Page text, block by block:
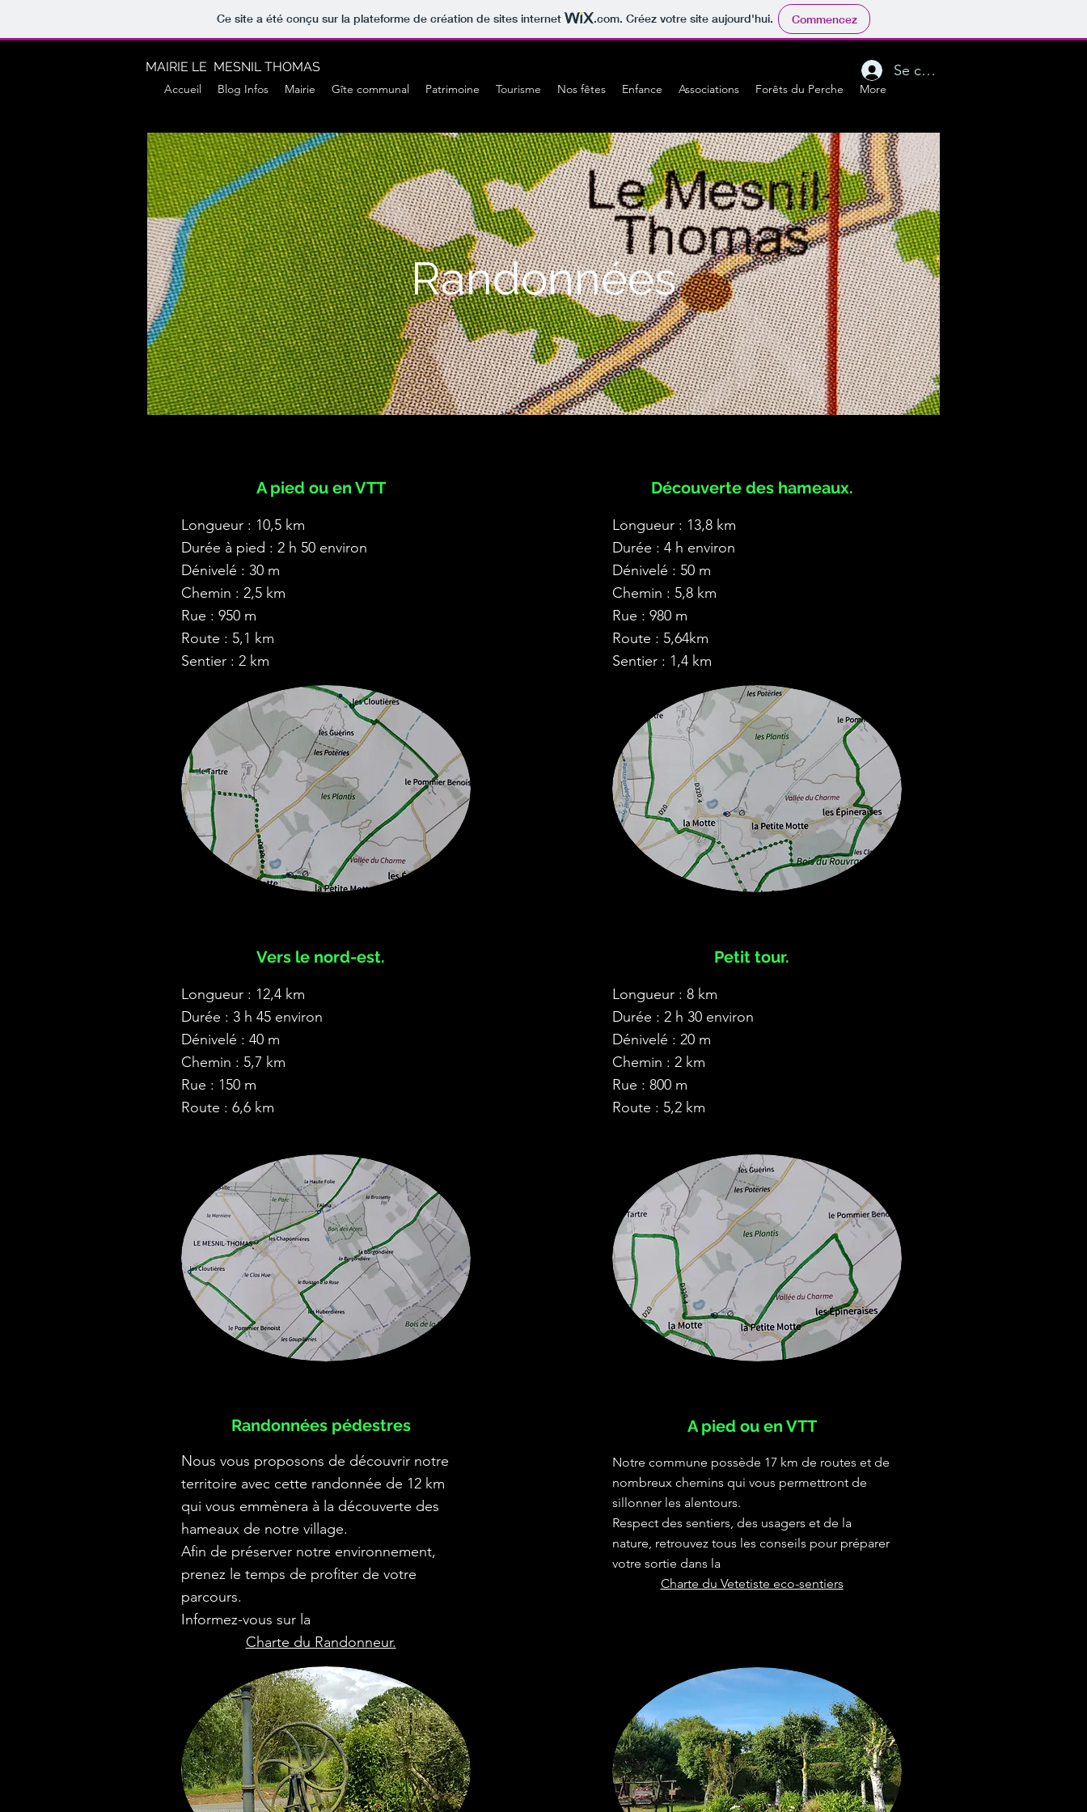
Ce site a été conçu sur la plateforme de création de sites internet .com. Créez votre site aujourd'hui. Commencez
MAIRIE LE MESNIL THOMAS
Accueil Blog Infos Mairie Gîte communal Patrimoine Tourisme Nos fêtes Enfance Associations Forêts du Perche More
Se connecter
Randonnées
A pied ou en VTT
Longueur : 10,5 km
Durée à pied : 2 h 50 environ
Dénivelé : 30 m
Chemin : 2,5 km
Rue : 950 m
Route : 5,1 km
Sentier : 2 km
Vers le nord-est.
Longueur : 12,4 km
Durée : 3 h 45 environ
Dénivelé : 40 m
Chemin : 5,7 km
Rue : 150 m
Route : 6,6 km
Randonnées pédestres
Nous vous proposons de découvrir notre
territoire avec cette randonnée de 12 km
qui vous emmènera à la découverte des
hameaux de notre village.
Afin de préserver notre environnement,
prenez le temps de profiter de votre
parcours.
Informez-vous sur la
Charte du Randonneur.
Découverte des hameaux.
Longueur : 13,8 km
Durée : 4 h environ
Dénivelé : 50 m
Chemin : 5,8 km
Rue : 980 m
Route : 5,64km
Sentier : 1,4 km
Petit tour.
Longueur : 8 km
Durée : 2 h 30 environ
Dénivelé : 20 m
Chemin : 2 km
Rue : 800 m
Route : 5,2 km
A pied ou en VTT
Notre commune possède 17 km de routes et de
nombreux chemins qui vous permettront de
sillonner les alentours.
Respect des sentiers, des usagers et de la
nature, retrouvez tous les conseils pour préparer
votre sortie dans la
Charte du Vetetiste eco-sentiers